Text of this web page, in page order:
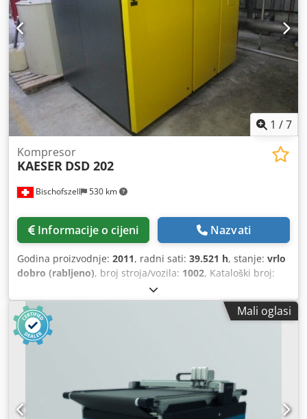
1 /7
Bischofszell 530 km
Kompresor
KAESER DSD 202
Informacije o cijeni Nazvati
Godina proizvodnje: 2011, radni sati: 39.521 h, stanje: vrlo
dobro (rabljeno), broj stroja/vozila: 1002, Kataloški broj:
DSD.2C Oprema / dodatne informacije: Kompresor je
vodeno hlađen i ima povrat topline. Dedpfx Apjyhpqtecock
Nazivna snaga: 110,0 kW Brzina motora: 1485 o/min Maks.
radni nadtlak: 8,5 bar Temperatura okoline: 3°C/45°C
Mali oglasi